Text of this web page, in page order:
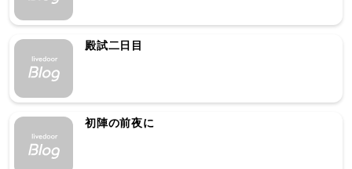
殿試二日目
初陣の前夜に